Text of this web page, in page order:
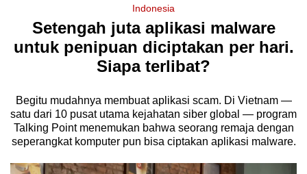
Menu
Indonesia
Setengah juta aplikasi malware
untuk penipuan diciptakan per hari.
Siapa terlibat?
Begitu mudahnya membuat aplikasi scam. Di Vietnam —
satu dari 10 pusat utama kejahatan siber global — program
Talking Point menemukan bahwa seorang remaja dengan
seperangkat komputer pun bisa ciptakan aplikasi malware.
longer
supported
We
know
it's
hassle